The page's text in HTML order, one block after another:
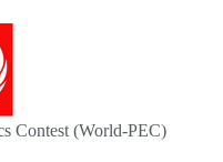
Contest (World-PEC)